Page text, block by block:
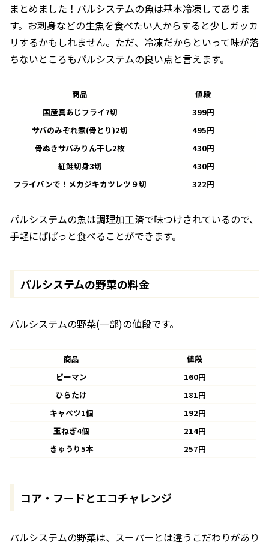
まとめました！パルシステムの魚は基本冷凍してありま
す。お刺身などの生魚を食べたい人からすると少しガッカ
リするかもしれません。ただ、冷凍だからといって味が落
ちないところもパルシステムの良い点と言えます。
商品
値段
国産真あじフライ7切
399円
サバのみぞれ煮(骨とり)2切
495円
骨ぬきサバみりん干し2枚
430円
紅鮭切身3切
430円
フライパンで！メカジキカツレツ９切
322円
パルシステムの魚は調理加工済で味つけされているので、
手軽にぱぱっと食べることができます。
パルシステムの野菜の料金
パルシステムの野菜(一部)の値段です。
商品
値段
ピーマン
160円
ひらたけ
181円
キャベツ1個
192円
玉ねぎ4個
214円
きゅうり5本
257円
コア・フードとエコチャレンジ
パルシステムの野菜は、スーパーとは違うこだわりがあり